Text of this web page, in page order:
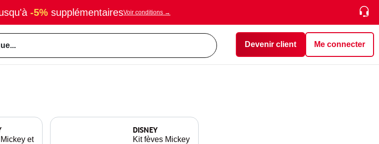
-5% supplémentairesVoir conditions →
Devenir client Me connecter
et
DISNEY
Kit fèves Mickey